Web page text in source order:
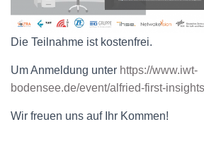
Die Teilnahme ist kostenfrei.
Um Anmeldung unter https://www.iwt-
bodensee.de/event/alfried-first-
Wir freuen uns auf Ihr Kommen!